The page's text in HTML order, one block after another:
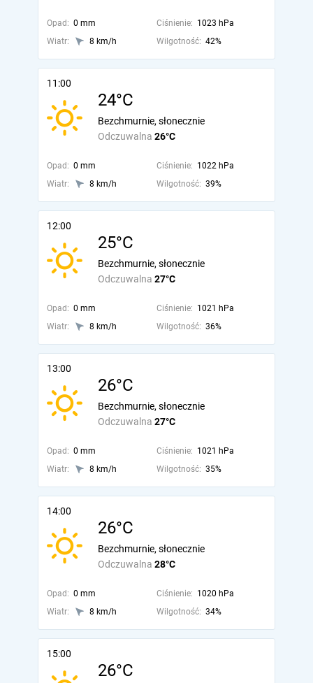
Opad: 0 mm Ciśnienie: 1023 hPa
Wiatr:
8 km/h Wilgotność: 42%
11:00
24°C
Odczuwalna 26°C
Bezchmurnie, słonecznie
Opad: 0 mm Ciśnienie: 1022 hPa
Wiatr:
8 km/h Wilgotność: 39%
12:00
25°C
Odczuwalna 27°C
Bezchmurnie, słonecznie
Opad: 0 mm Ciśnienie: 1021 hPa
Wiatr:
8 km/h Wilgotność: 36%
13:00
26°C
Odczuwalna 27°C
Bezchmurnie, słonecznie
Opad: 0 mm Ciśnienie: 1021 hPa
Wiatr:
8 km/h Wilgotność: 35%
14:00
26°C
Odczuwalna 28°C
Bezchmurnie, słonecznie
Opad: 0 mm Ciśnienie: 1020 hPa
Wiatr:
8 km/h Wilgotność: 34%
15:00
26°C